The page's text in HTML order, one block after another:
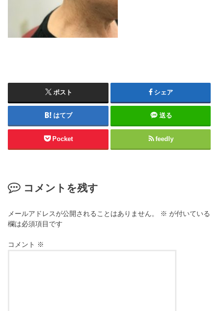
ポスト シェア
はてブ 送る
Pocket feedly
コメントを残す
メールアドレスが公開されることはありません。 ※ が付いている
欄は必須項目です
コメント ※